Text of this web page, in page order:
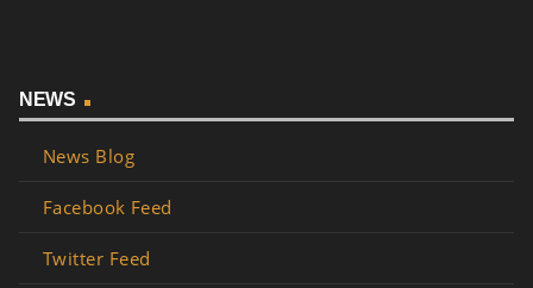
NEWS
News Blog
Facebook Feed
Twitter Feed